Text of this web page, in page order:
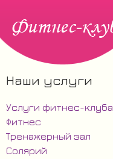
Наши услуги
Услуги фитнес-клуба
Фитнес
Тренажерный зал
Солярий